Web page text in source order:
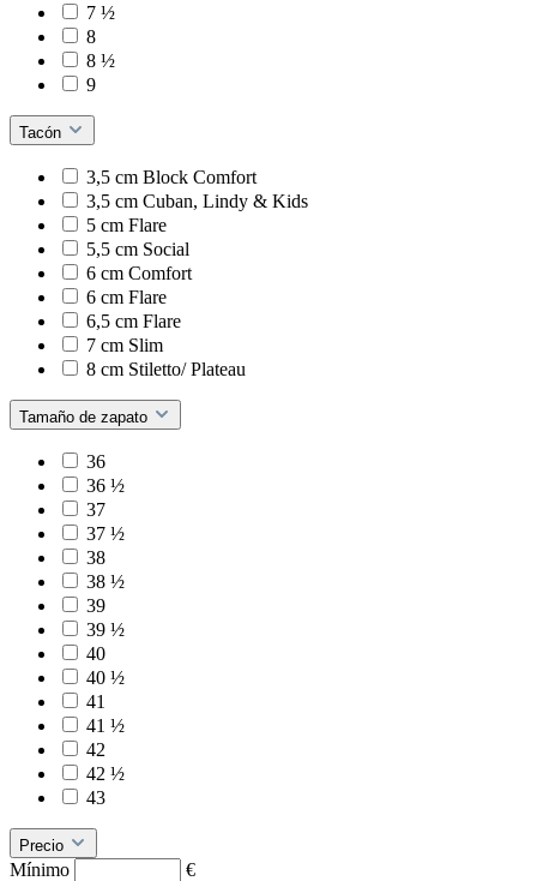
7 ½
8
8 ½
9
Tacón
3,5 cm Block Comfort
3,5 cm Cuban, Lindy & Kids
5 cm Flare
5,5 cm Social
6 cm Comfort
6 cm Flare
6,5 cm Flare
7 cm Slim
8 cm Stiletto/ Plateau
Tamaño de zapato
36
36 ½
37
37 ½
38
38 ½
39
39 ½
40
40 ½
41
41 ½
42
42 ½
43
Precio
Mínimo
€